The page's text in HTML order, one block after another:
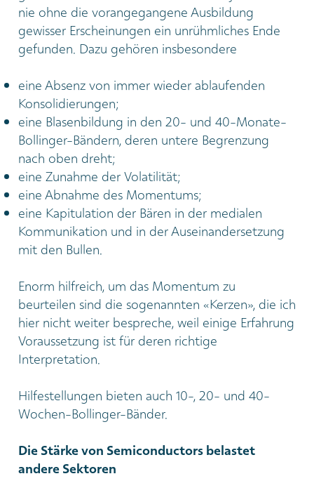
nie ohne die vorangegangene Ausbildung
gewisser Erscheinungen ein unrühmliches Ende
gefunden. Dazu gehören insbesondere
eine Absenz von immer wieder ablaufenden
Konsolidierungen;
eine Blasenbildung in den 20- und 40-Monate-
Bollinger-Bändern, deren untere Begrenzung
nach oben dreht;
eine Zunahme der Volatilität;
eine Abnahme des Momentums;
eine Kapitulation der Bären in der medialen
Kommunikation und in der Auseinandersetzung
mit den Bullen.
Enorm hilfreich, um das Momentum zu
beurteilen sind die sogenannten «Kerzen», die ich
hier nicht weiter bespreche, weil einige Erfahrung
Voraussetzung ist für deren richtige
Interpretation.
Hilfestellungen bieten auch 10-, 20- und 40-
Wochen-Bollinger-Bänder.
Die Stärke von Semiconductors belastet
andere Sektoren